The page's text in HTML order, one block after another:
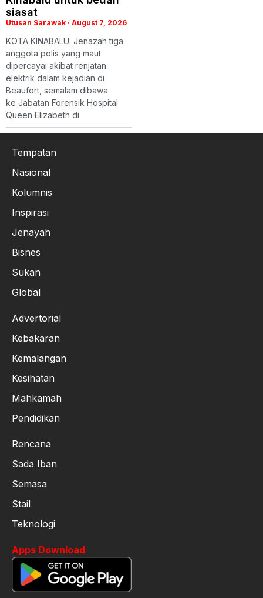
siasat
Utusan Sarawak August 7, 2026
KOTA KINABALU: Jenazah tiga
anggota polis yang maut
dipercayai akibat renjatan
elektrik dalam kejadian di
Beaufort, semalam dibawa
ke Jabatan Forensik Hospital
Queen Elizabeth di
Tempatan
Nasional
Kolumnis
Inspirasi
Jenayah
Bisnes
Sukan
Global
Advertorial
Kebakaran
Kemalangan
Kesihatan
Mahkamah
Pendidikan
Rencana
Sada Iban
Semasa
Stail
Teknologi
Apps Download